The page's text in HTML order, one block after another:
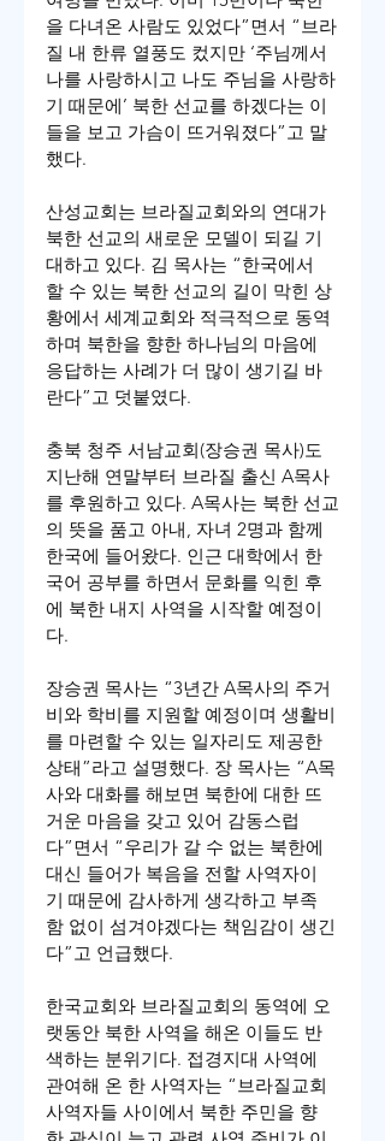
을 다녀온 사람도 있었다”면서 “브라
질 내 한류 열풍도 컸지만 ‘주님께서
나를 사랑하시고 나도 주님을 사랑하
기 때문에’ 북한 선교를 하겠다는 이
들을 보고 가슴이 뜨거워졌다”고 말
했다.
산성교회는 브라질교회와의 연대가
북한 선교의 새로운 모델이 되길 기
대하고 있다. 김 목사는 “한국에서
할 수 있는 북한 선교의 길이 막힌 상
황에서 세계교회와 적극적으로 동역
하며 북한을 향한 하나님의 마음에
응답하는 사례가 더 많이 생기길 바
란다”고 덧붙였다.
충북 청주 서남교회(장승권 목사)도
지난해 연말부터 브라질 출신 A목사
를 후원하고 있다. A목사는 북한 선교
의 뜻을 품고 아내, 자녀 2명과 함께
한국에 들어왔다. 인근 대학에서 한
국어 공부를 하면서 문화를 익힌 후
에 북한 내지 사역을 시작할 예정이
다.
장승권 목사는 “3년간 A목사의 주거
비와 학비를 지원할 예정이며 생활비
를 마련할 수 있는 일자리도 제공한
상태”라고 설명했다. 장 목사는 “A목
사와 대화를 해보면 북한에 대한 뜨
거운 마음을 갖고 있어 감동스럽
다”면서 “우리가 갈 수 없는 북한에
대신 들어가 복음을 전할 사역자이
기 때문에 감사하게 생각하고 부족
함 없이 섬겨야겠다는 책임감이 생긴
다”고 언급했다.
한국교회와 브라질교회의 동역에 오
랫동안 북한 사역을 해온 이들도 반
색하는 분위기다. 접경지대 사역에
관여해 온 한 사역자는 “브라질교회
사역자들 사이에서 북한 주민을 향